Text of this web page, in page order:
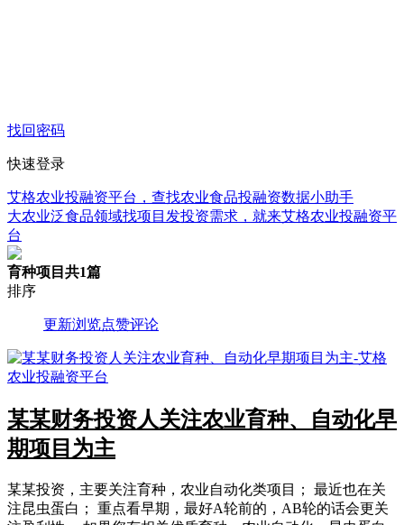
找回密码
快速登录
艾格农业投融资平台，查找农业食品投融资数据小助手
大农业泛食品领域找项目发投资需求，就来艾格农业投融资平
台
育种项目 共1篇
排序
更新浏览点赞评论
某某财务投资人关注农业育种、自动化早
期项目为主
某某投资，主要关注育种，农业自动化类项目； 最近也在关
注昆虫蛋白； 重点看早期，最好A轮前的，AB轮的话会更关